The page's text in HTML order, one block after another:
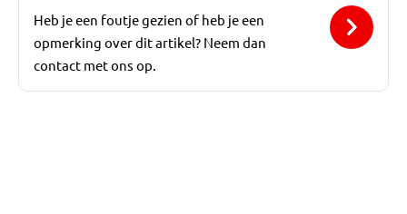
Heb je een foutje gezien of heb je een
opmerking over dit artikel? Neem dan
contact met ons op.